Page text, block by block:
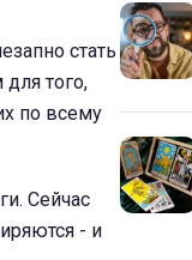
стать
того,
по всему
Сейчас
- и